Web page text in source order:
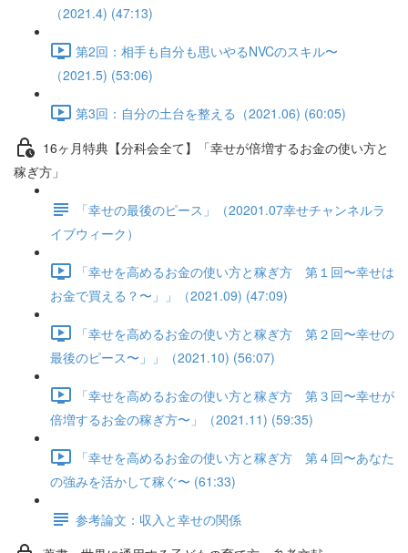
（2021.4) (47:13)
第2回：相手も自分も思いやるNVCのスキル〜
（2021.5) (53:06)
第3回：自分の土台を整える（2021.06) (60:05)
16ヶ月特典【分科会全て】「幸せが倍増するお金の使い方と
稼ぎ方」
「幸せの最後のピース」（20201.07幸せチャンネルラ
イブウィーク）
「幸せを高めるお金の使い方と稼ぎ方 第１回〜幸せは
お金で買える？〜」」（2021.09) (47:09)
「幸せを高めるお金の使い方と稼ぎ方 第２回〜幸せの
最後のピース〜」」（2021.10) (56:07)
「幸せを高めるお金の使い方と稼ぎ方 第３回〜幸せが
倍増するお金の稼ぎ方〜」（2021.11) (59:35)
「幸せを高めるお金の使い方と稼ぎ方 第４回〜あなた
の強みを活かして稼ぐ〜 (61:33)
参考論文：収入と幸せの関係